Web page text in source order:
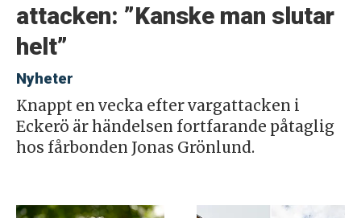
attacken: ”Kanske man slutar
helt”
Nyheter
Knappt en vecka efter vargattacken i
Eckerö är händelsen fortfarande påtaglig
hos fårbonden Jonas Grönlund.